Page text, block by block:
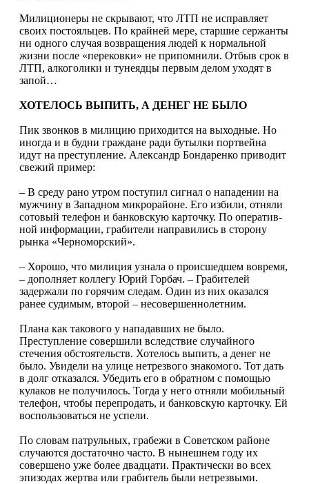
Милиционеры не скрывают, что ЛТП не исправляет
своих постояльцев. По крайней мере, старшие сержанты
ни одного случая возвращения людей к нормальной
жизни после «перековки» не припомнили. Отбыв срок в
ЛТП, алкоголики и тунеядцы первым делом уходят в
запой…
ХОТЕЛОСЬ ВЫПИТЬ, А ДЕНЕГ НЕ БЫЛО
Пик звонков в милицию приходится на выходные. Но
иногда и в будни граждане ради бутылки портвейна
идут на преступление. Александр Бондаренко приводит
свежий пример:
– В среду рано утром поступил сигнал о нападении на
мужчину в Западном микрорайоне. Его избили, отняли
сотовый телефон и банковскую карточку. По оператив­
ной информации, грабители направились в сторону
рынка «Черноморский».
– Хорошо, что милиция узнала о происшедшем вовремя,
– дополняет коллегу Юрий Горбач. – Грабителей
задержали по горячим следам. Один из них оказался
ранее судимым, второй – несовершеннолетним.
Плана как такового у нападавших не было.
Преступление совершили вследствие случайного
стечения обстоятельств. Хотелось выпить, а денег не
было. Увидели на улице нетрезвого знакомого. Тот дать
в долг отказался. Убедить его в обратном с помощью
кулаков не получилось. Тогда у него отняли мобильный
телефон, чтобы перепродать, и банковскую карточку. Ей
воспользоваться не успели.
По словам патрульных, грабежи в Советском районе
случаются достаточно часто. В нынешнем году их
совершено уже более двадцати. Практически во всех
эпизодах жертва или грабитель были нетрезвыми.